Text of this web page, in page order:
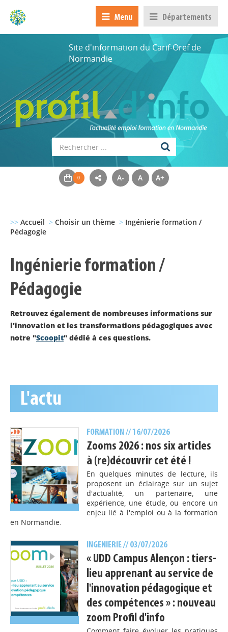
Menu Départements
Site d'information du Carif-Oref de
Normandie
A- A A+
>> Accueil > Choisir un thème > Ingénierie formation /
Pédagogie
Ingénierie formation /
Pédagogie
Retrouvez également de nombreuses informations sur
l'innovation et les transformations pédagogiques avec
notre "Scoopit" dédié à ces questions.
L'actu
FORMATION // 16/07/2026
Zooms 2026 : nos six articles
à (re)découvrir cet été !
En quelques minutes de lecture, ils
proposent un éclairage sur un sujet
d'actualité, un partenaire, une
expérience, une étude, ou encore un
enjeu lié à l'emploi ou à la formation
en Normandie.
INGENIERIE// 03/07/2026
« UDD Campus Alençon : tiers-
lieu apprenant au service de
l'innovation pédagogique et
des compétences » : nouveau
zoom Profil d'info